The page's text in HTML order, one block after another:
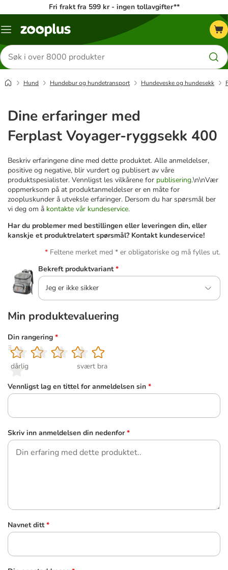
Fri frakt fra 599 kr - ingen tollavgifter**
Katalogmeny
Søk
etter
produkter
Hund Hundebur og hundetransport Hundeveske og hundesekk
Dine erfaringer med
Ferplast Voyager-ryggsekk 400
Beskriv erfaringene dine med dette produktet. Alle anmeldelser,
positive og negative, blir vurdert og publisert av våre
produktspesialister. Vennligst les vilkårene for publisering.\n\nVær
oppmerksom på at produktanmeldelser er en måte for
zoopluskunder å utveksle erfaringer. Dersom du har spørsmål ber
vi deg om å kontakte vår kundeservice.
Har du problemer med bestillingen eller leveringen din, eller
kanskje et produktrelatert spørsmål? Kontakt kundeservice!
Feltene merket med * er obligatoriske og må fylles ut.
Bekreft produktvariant *
Jeg er ikke sikker
Min produktevaluering
Din rangering *
1
dårlig
2
3
4
5
svært bra
Vennligst lag en tittel for anmeldelsen sin *
Skriv inn anmeldelsen din nedenfor *
Navnet ditt *